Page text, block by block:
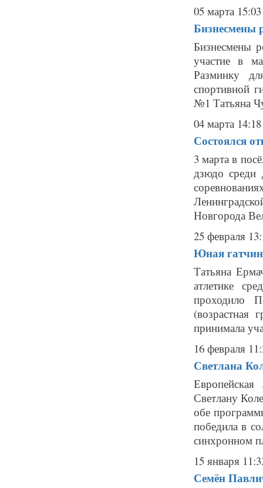
05 марта 15:03
Бизнесмены
Бизнесмены
участие в
Разминку
спортивной
№1 Татьяна
04 марта 14:18
Состоялся
3 марта в
дзюдо среди
Новгорода
25 февраля
Юная
Татьяна
атлетике
проходило
принимала
16 февраля
Светлана
Светлану
обе
победила в
синхронном
15 января
Семён